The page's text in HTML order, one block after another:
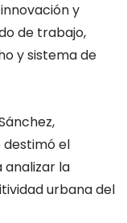
y
de trabajo,
y sistema de
destimó el
analizar la
urbana del